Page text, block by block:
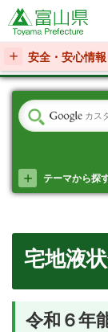
富山県
安全・安心情報
テーマから探
宅地液
令和６年